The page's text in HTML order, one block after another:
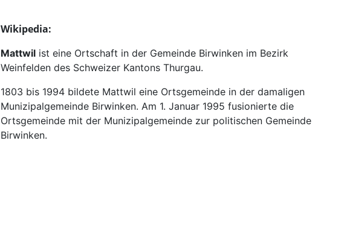
Wikipedia:
Mattwilist eine Ortschaft in der Gemeinde Birwinken im Bezirk
Weinfelden des Schweizer Kantons Thurgau.
1803 bis 1994 bildete Mattwil eine Ortsgemeinde in der damaligen
Munizipalgemeinde Birwinken. Am 1. Januar 1995 fusionierte die
Ortsgemeinde mit der Munizipalgemeinde zur politischen Gemeinde
Birwinken.